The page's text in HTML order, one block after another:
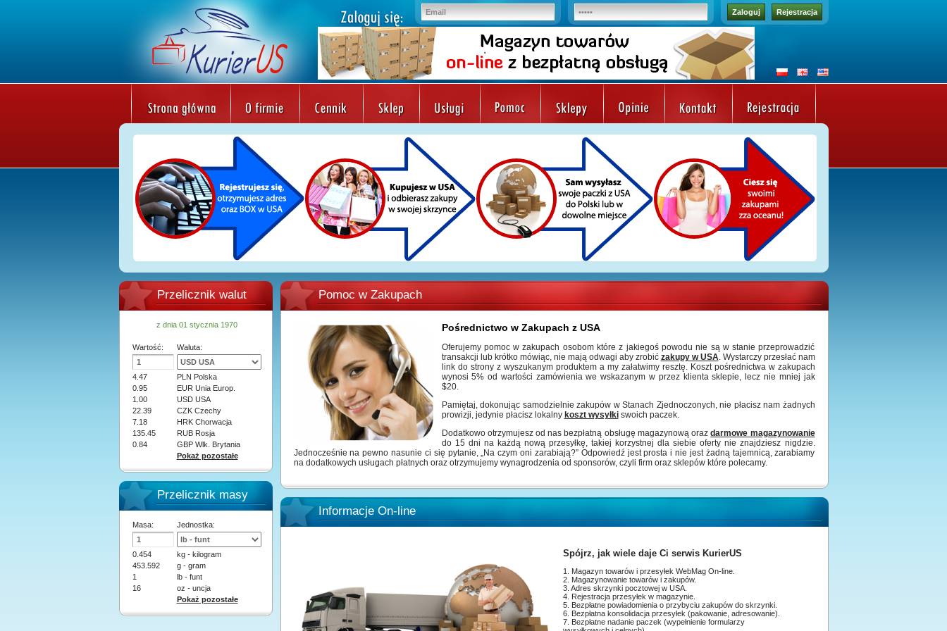
Zaloguj Rejestracja
Przelicznik walut
z dnia 01 stycznia 1970
Wartość: Waluta:
4.47
PLN Polska
0.95
EUR Unia Europ.
1.00
USD USA
22.39
CZK Czechy
7.18
HRK Chorwacja
135.45
RUB Rosja
0.84
GBP Wlk. Brytania
Pokaż pozostałe
Pomoc w Zakupach
Pośrednictwo w Zakupach z USA
Oferujemy pomoc w zakupach osobom które z jakiegoś powodu nie są w stanie przeprowadzić
transakcji lub krótko mówiąc, nie mają odwagi aby zrobić zakupy w USA. Wystarczy przesłać nam
link do strony z wyszukanym produktem a my załatwimy resztę. Koszt pośrednictwa w zakupach
wynosi 5% od wartości zamówieniawe wskazanym w przez klienta sklepie, lecz nie mniej jak
$20.
Pamiętaj, dokonując samodzielnie zakupów w Stanach Zjednoczonych, nie płacisz nam żadnych
prowizji, jedynie płacisz lokalny koszt wysyłkiswoich paczek.
Dodatkowo otrzymujesz od nas bezpłatną obsługę magazynową orazdarmowe magazynowanie
do 15 dni na każdą nową przesyłkę, takiej korzystnej dla siebie oferty nie znajdziesz nigdzie.
Jednocześnie na pewno nasunie ci się pytanie, „Na czym oni zarabiają?” Odpowiedź jest prosta i nie jest żadną tajemnicą, zarabiamy
na dodatkowych usługach płatnych oraz otrzymujemy wynagrodzenia od sponsorów, czyli firm oraz sklepów które polecamy.
Przelicznik masy
Masa: Jednostka:
0.454
kg - kilogram
453.592
g - gram
1
lb - funt
16
oz - uncja
Pokaż pozostałe
Informacje On-line
Spójrz, jak wiele daje Ci serwis KurierUS
1. Magazyn towarów i przesyłek WebMag On-line.
2. Magazynowanie towarów i zakupów.
3. Adres skrzynki pocztowej w USA.
4. Rejestracja przesyłek w magazynie.
5. Bezpłatne powiadomienia o przybyciu zakupów do skrzynki.
6. Bezpłatna konsolidacja przesyłek (pakowanie, adresowanie).
7. Bezpłatne nadanie paczek (wypełnienie formularzy